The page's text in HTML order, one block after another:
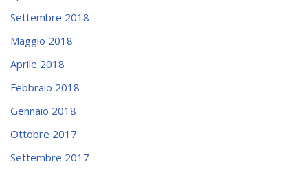
Settembre 2018
Maggio 2018
Aprile 2018
Febbraio 2018
Gennaio 2018
Ottobre 2017
Settembre 2017